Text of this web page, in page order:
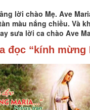
lời chào Mẹ. Ave
màu nắng chiều. Và
sưa lời ca chào Ave
đọc “kính